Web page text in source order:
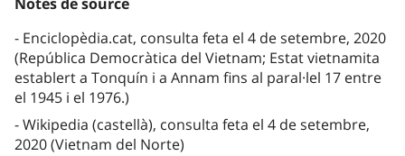
Enciclopèdia.cat, consulta feta el 4 de setembre, 2020
(República Democràtica del Vietnam; Estat vietnamita
establert a Tonquín i a Annam fins al paral·lel 17 entre
el 1945 i el 1976.)
Wikipedia (castellà), consulta feta el 4 de setembre,
2020 (Vietnam del Norte)